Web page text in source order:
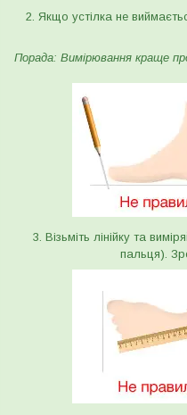
2. Якщо устілка не
Порада: Вимірювання краще
3. Візьміть лінійку та
пальця).